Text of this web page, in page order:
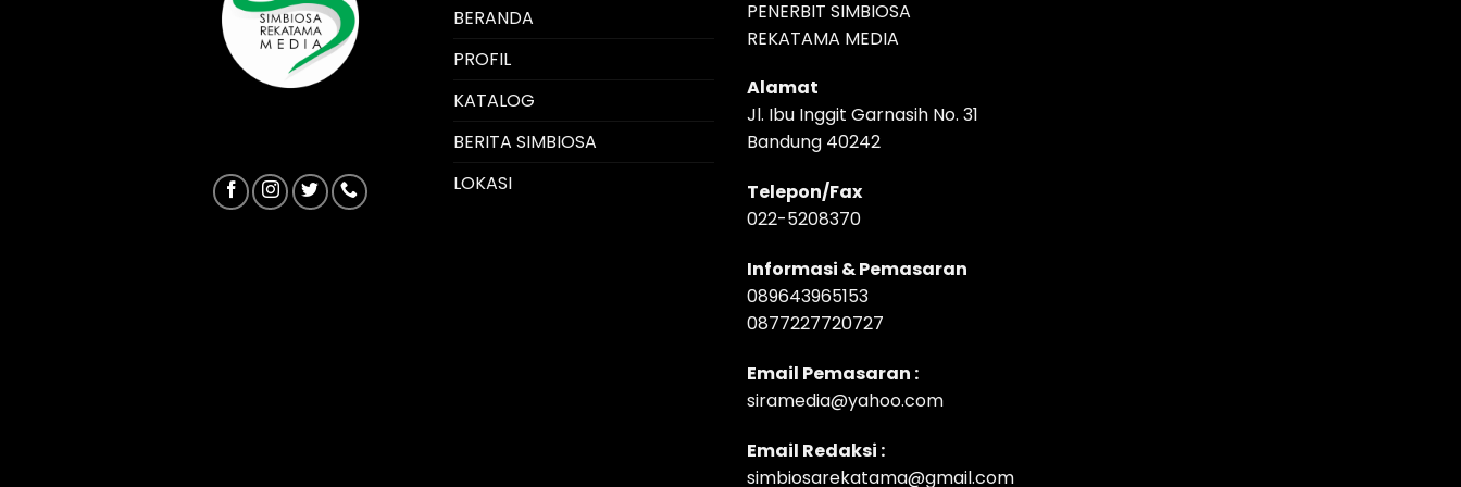
BERANDA
PROFIL
KATALOG
BERITA SIMBIOSA
LOKASI
PENERBIT SIMBIOSA
REKATAMA MEDIA
Alamat
Jl. Ibu Inggit Garnasih No. 31
Bandung 40242
Telepon/Fax
022-5208370
Informasi & Pemasaran
089643965153
0877227720727
Email Pemasaran :
siramedia@yahoo.com
Email Redaksi :
simbiosarekatama@gmail.com